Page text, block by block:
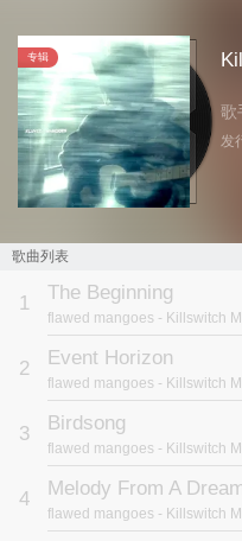
专辑
歌
发
歌曲列表
1 The Beginning
flawed mangoes - Killswitch
2 Event Horizon
flawed mangoes - Killswitch
3 Birdsong
flawed mangoes - Killswitch
4 Melody From A
flawed mangoes - Killswitch